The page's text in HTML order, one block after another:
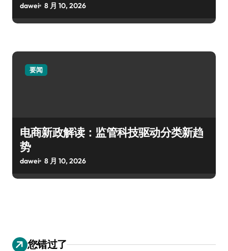
dawei 8 月 10, 2026
要闻
电商新政解读：监管科技驱动分类新趋
势
dawei 8 月 10, 2026
您错过了